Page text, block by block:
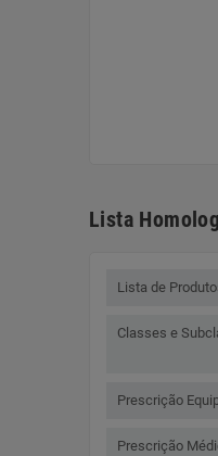
Lista
Lista de
Classes e
Prescrição
Prescrição